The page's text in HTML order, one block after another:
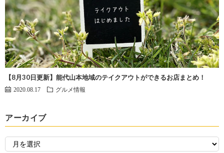
【8月30日更新】能代山本地域のテイクアウトができるお店まとめ！
2020.08.17 グルメ情報
アーカイブ